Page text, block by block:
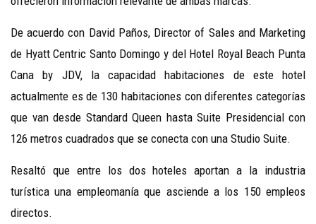
De acuerdo con David Paños, Director of Sales and Marketing
de Hyatt Centric Santo Domingo y del Hotel Royal Beach Punta
Cana by JDV, la capacidad habitaciones de este hotel
actualmente es de 130 habitaciones con diferentes categorías
que van desde Standard Queen hasta Suite Presidencial con
126 metros cuadrados que se conecta con una Studio Suite.
Resaltó que entre los dos hoteles aportan a la industria
turística una empleomanía que asciende a los 150 empleos
directos.